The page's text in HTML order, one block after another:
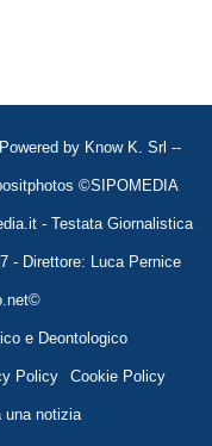
by Know K. Srl --
©SIPOMEDIA
- Testata Giornalistica
- Direttore: Luca Pernice
e Deontologico
Policy Cookie Policy
una notizia